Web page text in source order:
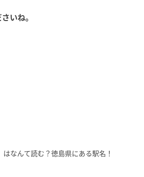
いね。
はなんて読む？徳島県にある駅名！